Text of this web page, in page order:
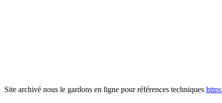
Site archivé nous le gardons en ligne pour références techniques